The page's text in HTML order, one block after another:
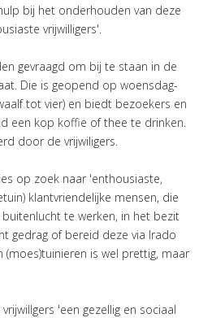
bij het onderhouden van deze
vrijwilligers'.
gevraagd om bij te staan in de
Die is geopend op woensdag-
tot vier) en biedt bezoekers en
een kop koffie of thee te drinken.
door de vrijwiligers.
op zoek naar 'enthousiaste,
klantvriendelijke mensen, die
te werken, in het bezit
gedrag of bereid deze via Irado
(moes)tuinieren is wel prettig, maar
'een gezellig en sociaal